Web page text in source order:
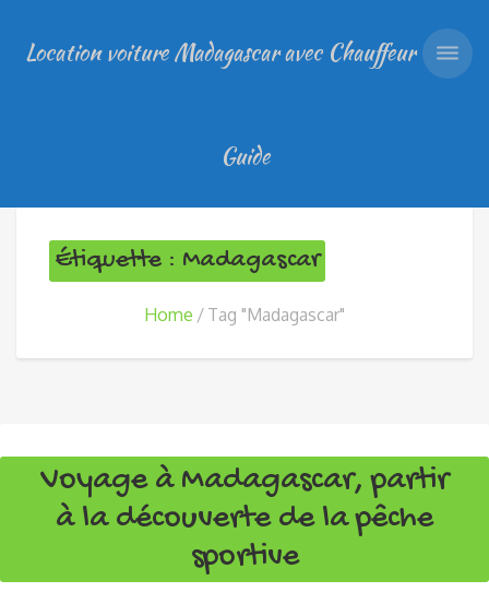
Location voiture Madagascar avec Chauffeur
Guide
Étiquette : Madagascar
Home Tag "Madagascar"
Voyage à Madagascar, partir
à la découverte de la pêche
sportive